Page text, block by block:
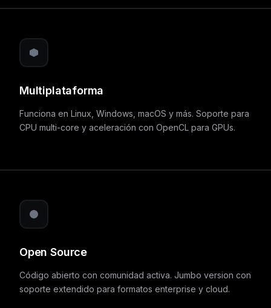
Multiplataforma
Funciona en Linux, Windows, macOS y más. Soporte para
CPU multi-core y aceleración con OpenCL para GPUs.
Open Source
Código abierto con comunidad activa. Jumbo version con
soporte extendido para formatos enterprise y cloud.